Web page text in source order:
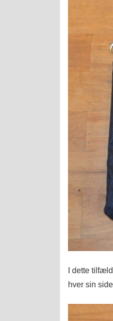
I dette
hver sin